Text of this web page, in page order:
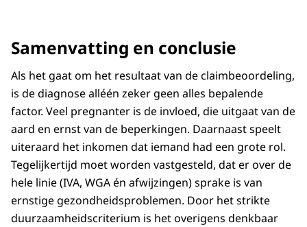
Samenvatting en conclusie
Als het gaat om het resultaat van de claimbeoordeling,
is de diagnose alléén zeker geen alles bepalende
factor. Veel pregnanter is de invloed, die uitgaat van de
aard en ernst van de beperkingen. Daarnaast speelt
uiteraard het inkomen dat iemand had een grote rol.
Tegelijkertijd moet worden vastgesteld, dat er over de
hele linie (IVA, WGA én afwijzingen) sprake is van
ernstige gezondheidsproblemen. Door het strikte
duurzaamheidscriterium is het overigens denkbaar